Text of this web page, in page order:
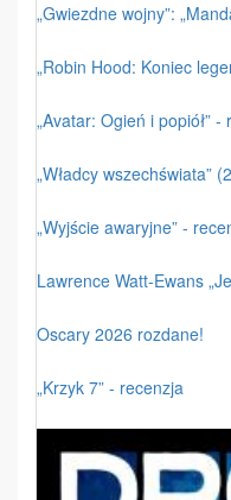
„Gwiezdne wojny”:
„Robin Hood: Koniec
„Avatar: Ogień i popiół” -
„Władcy wszechświata”
„Wyjście awaryjne” -
Lawrence Watt-Ewans
Oscary 2026 rozdane!
„Krzyk 7” - recenzja